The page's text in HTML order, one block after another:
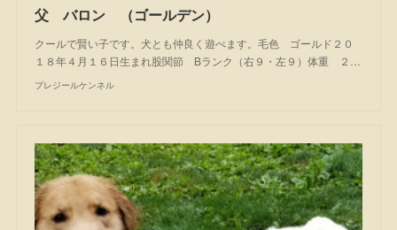
父 バロン （ゴールデン）
クールで賢い子です。犬とも仲良く遊べます。毛色 ゴールド２０
１８年４月１６日生まれ股関節 Bランク（右９・左９）体重 ２…
プレジールケンネル